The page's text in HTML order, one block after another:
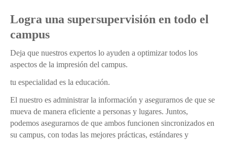
Logra una supersupervisión en todo el
campus
Deja que nuestros expertos lo ayuden a optimizar todos los
aspectos de la impresión del campus.
tu especialidad es la educación.
El nuestro es administrar la información y asegurarnos de que se
mueva de manera eficiente a personas y lugares. Juntos,
podemos asegurarnos de que ambos funcionen sincronizados en
su campus, con todas las mejores prácticas, estándares y